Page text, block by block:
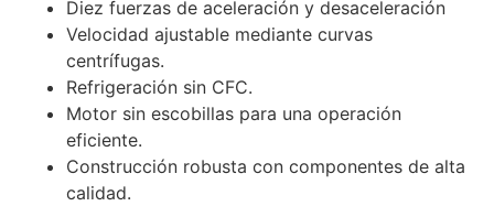
Diez fuerzas de aceleración y desaceleración
Velocidad ajustable mediante curvas
centrífugas.
Refrigeración sin CFC.
Motor sin escobillas para una operación
eficiente.
Construcción robusta con componentes de alta
calidad.